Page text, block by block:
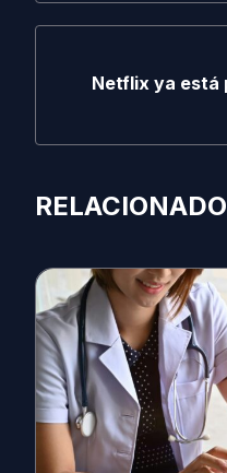
Netflix ya está